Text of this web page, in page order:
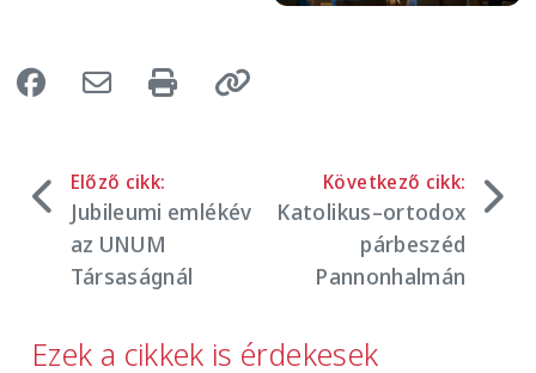
Előző cikk:
Jubileumi emlékév
az UNUM
Társaságnál
Következő cikk:
Katolikus–ortodox
párbeszéd
Pannonhalmán
Ezek a cikkek is érdekesek